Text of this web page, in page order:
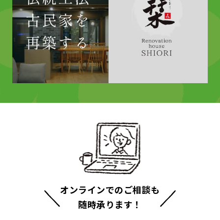
オンラインでのご相談も
随時承ります！